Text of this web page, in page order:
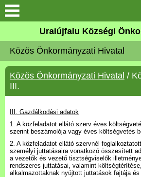
Köszöntő
Elérhetőségek
Uraiújfalu
Közös Önkormányzati
Hivatal
Választási információk
Uraiújfalu Községi
Közös Önkormányzati Hivatal
Közös Önkormányzati Hivatal /
III.
III. Gazdálkodási adatok
1. A közfeladatot ellátó szerv éves
szerint beszámolója vagy éves költségvetés
2. A közfeladatot ellátó szervnél
személyi juttatásaira vonatkozó összesített
a vezetők és vezető tisztségviselők
rendszeres juttatásai, valamint
alkalmazottaknak nyújtott juttatások fajtája